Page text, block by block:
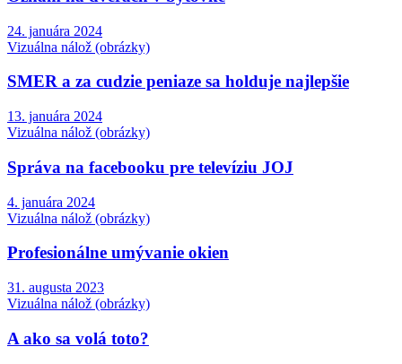
24. januára 2024
Vizuálna nálož (obrázky)
SMER a za cudzie peniaze sa holduje najlepšie
13. januára 2024
Vizuálna nálož (obrázky)
Správa na facebooku pre televíziu JOJ
4. januára 2024
Vizuálna nálož (obrázky)
Profesionálne umývanie okien
31. augusta 2023
Vizuálna nálož (obrázky)
A ako sa volá toto?